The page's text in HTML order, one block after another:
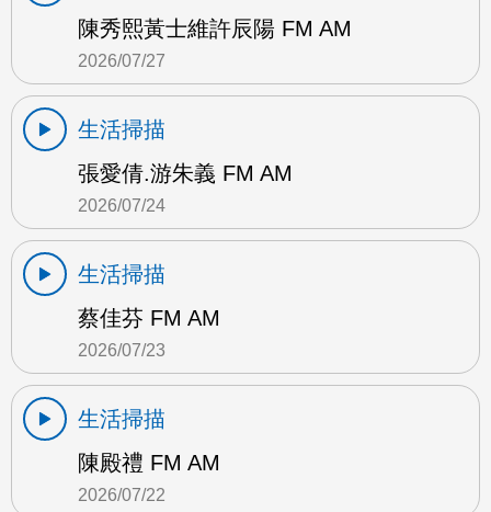
陳秀熙黃士維許辰陽 FM AM
2026/07/27
生活掃描
張愛倩.游朱義 FM AM
2026/07/24
生活掃描
蔡佳芬 FM AM
2026/07/23
生活掃描
陳殿禮 FM AM
2026/07/22